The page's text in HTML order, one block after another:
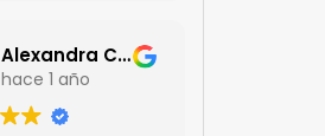
Alexandra Castillo
hace 1 año